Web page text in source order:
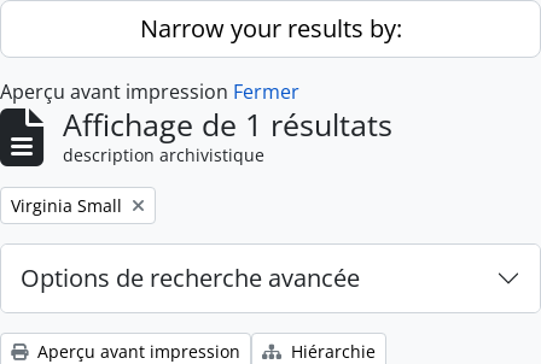
Skip to main contentNarrow your results by:
Aperçu avant impression Fermer
Affichage de 1 résultats
description archivistique
Remove filter:
Virginia Small
Options de recherche avancée
Aperçu avant impression
Hiérarchie